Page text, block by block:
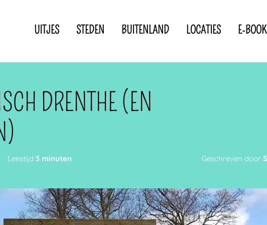
UITJES STEDEN BUITENLAND LOCATIES E-
Privacyverklaring
DRENTHE (EN
Leestijd 3 minuten Geschreven door